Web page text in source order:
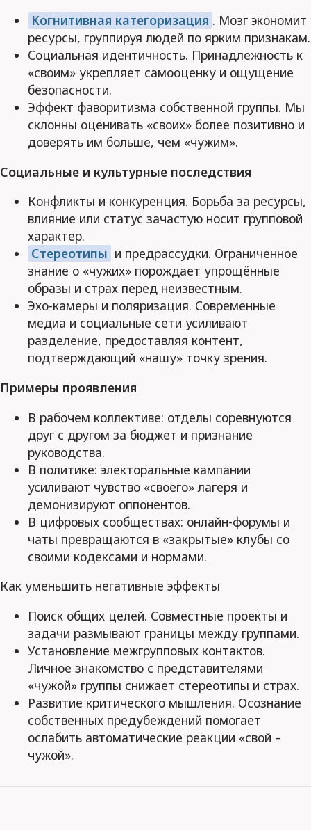
Когнитивная категоризация . Мозг экономит
ресурсы, группируя людей по ярким признакам.
Социальная идентичность. Принадлежность к
«своим» укрепляет самооценку и ощущение
безопасности.
Эффект фаворитизма собственной группы. Мы
склонны оценивать «своих» более позитивно и
доверять им больше, чем «чужим».
Социальные и культурные последствия
Конфликты и конкуренция. Борьба за ресурсы,
влияние или статус зачастую носит групповой
характер.
Стереотипы и предрассудки. Ограниченное
знание о «чужих» порождает упрощённые
образы и страх перед неизвестным.
Эхо-камеры и поляризация. Современные
медиа и социальные сети усиливают
разделение, предоставляя контент,
подтверждающий «нашу» точку зрения.
Примеры проявления
В рабочем коллективе: отделы соревнуются
друг с другом за бюджет и признание
руководства.
В политике: электоральные кампании
усиливают чувство «своего» лагеря и
демонизируют оппонентов.
В цифровых сообществах: онлайн-форумы и
чаты превращаются в «закрытые» клубы со
своими кодексами и нормами.
Как уменьшить негативные эффекты
Поиск общих целей. Совместные проекты и
задачи размывают границы между группами.
Установление межгрупповых контактов.
Личное знакомство с представителями
«чужой» группы снижает стереотипы и страх.
Развитие критического мышления. Осознание
собственных предубеждений помогает
ослабить автоматические реакции «свой –
чужой».